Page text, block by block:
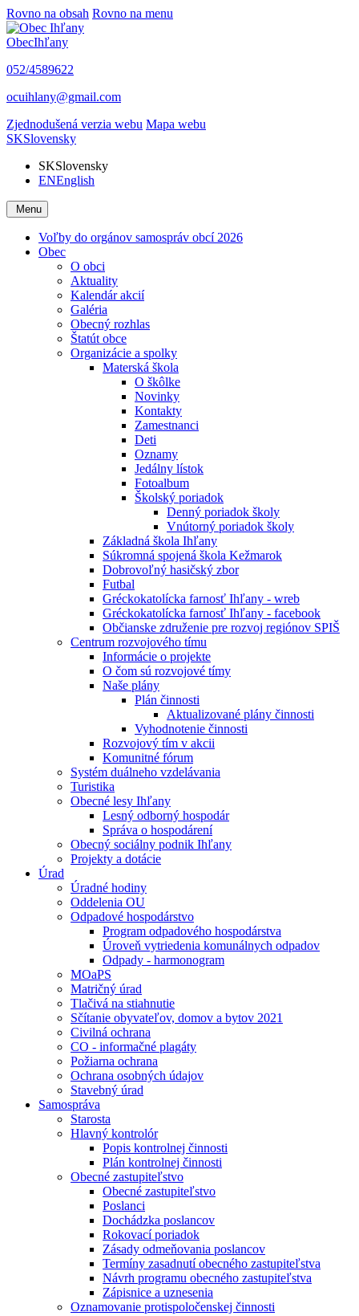
Rovno na obsah Rovno na menu
ObecIhľany
052/4589622
ocuihlany@gmail.com
Zjednodušená verzia webu Mapa webu
SKSlovensky
SKSlovensky
ENEnglish
Menu
Voľby do orgánov samospráv obcí 2026
Obec
O obci
Aktuality
Kalendár akcií
Galéria
Obecný rozhlas
Štatút obce
Organizácie a spolky
Materská škola
O škôlke
Novinky
Kontakty
Zamestnanci
Deti
Oznamy
Jedálny lístok
Fotoalbum
Školský poriadok
Denný poriadok školy
Vnútorný poriadok školy
Základná škola Ihľany
Súkromná spojená škola Kežmarok
Dobrovoľný hasičský zbor
Futbal
Gréckokatolícka farnosť Ihľany - wreb
Gréckokatolícka farnosť Ihľany - facebook
Občianske združenie pre rozvoj regiónov SPIŠ
Centrum rozvojového tímu
Informácie o projekte
O čom sú rozvojové tímy
Naše plány
Plán činnosti
Aktualizované plány činnosti
Vyhodnotenie činnosti
Rozvojový tím v akcii
Komunitné fórum
Systém duálneho vzdelávania
Turistika
Obecné lesy Ihľany
Lesný odborný hospodár
Správa o hospodárení
Obecný sociálny podnik Ihľany
Projekty a dotácie
Úrad
Úradné hodiny
Oddelenia OU
Odpadové hospodárstvo
Program odpadového hospodárstva
Úroveň vytriedenia komunálnych odpadov
Odpady - harmonogram
MOaPS
Matričný úrad
Tlačivá na stiahnutie
Sčítanie obyvateľov, domov a bytov 2021
Civilná ochrana
CO - informačné plagáty
Požiarna ochrana
Ochrana osobných údajov
Stavebný úrad
Samospráva
Starosta
Hlavný kontrolór
Popis kontrolnej činnosti
Plán kontrolnej činnosti
Obecné zastupiteľstvo
Obecné zastupiteľstvo
Poslanci
Dochádzka poslancov
Rokovací poriadok
Zásady odmeňovania poslancov
Termíny zasadnutí obecného zastupiteľstva
Návrh programu obecného zastupiteľstva
Zápisnice a uznesenia
Oznamovanie protispoločenskej činnosti